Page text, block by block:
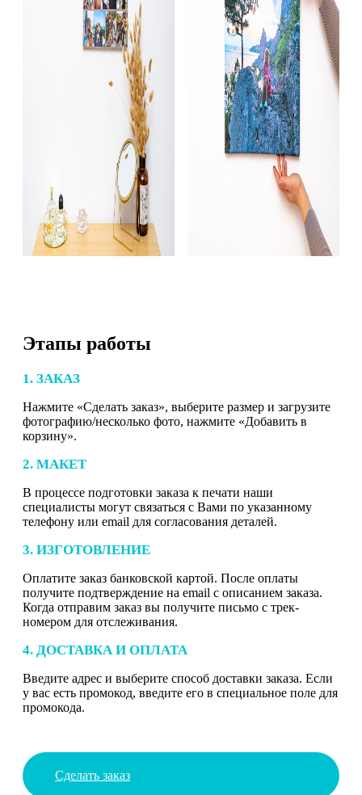
Этапы работы
1. ЗАКАЗ
Нажмите «Сделать заказ», выберите размер и загрузите
фотографию/несколько фото, нажмите «Добавить в
корзину».
2. МАКЕТ
В процессе подготовки заказа к печати наши
специалисты могут связаться с Вами по указанному
телефону или email для согласования деталей.
3. ИЗГОТОВЛЕНИЕ
Оплатите заказ банковской картой. После оплаты
получите подтверждение на email с описанием заказа.
Когда отправим заказ вы получите письмо с трек-
номером для отслеживания.
4. ДОСТАВКА И ОПЛАТА
Введите адрес и выберите способ доставки заказа. Если
у вас есть промокод, введите его в специальное поле для
промокода.
Сделать заказ